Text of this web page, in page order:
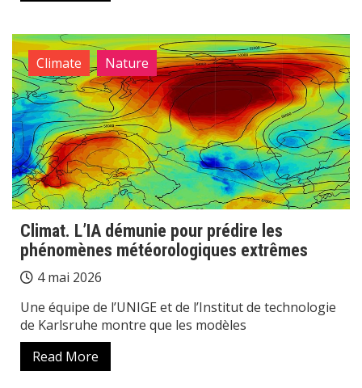
Climate Nature
Climat. L’IA démunie pour prédire les
phénomènes météorologiques extrêmes
4 mai 2026
Une équipe de l’UNIGE et de l’Institut de technologie
de Karlsruhe montre que les modèles
Read More